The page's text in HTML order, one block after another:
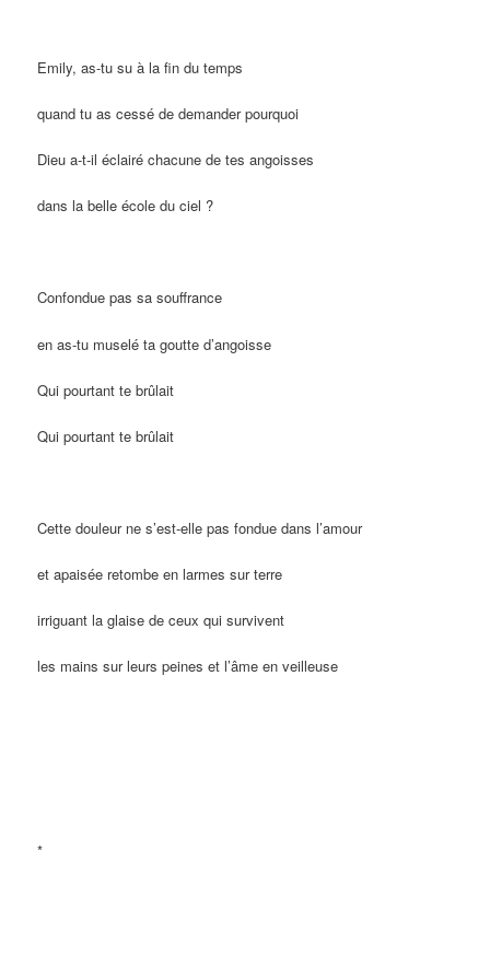
Emily, as-tu su à la fin du temps
quand tu as cessé de demander pourquoi
Dieu a-t-il éclairé chacune de tes angoisses
dans la belle école du ciel ?
Confondue pas sa souffrance
en as-tu muselé ta goutte d’angoisse
Qui pourtant te brûlait
Qui pourtant te brûlait
Cette douleur ne s’est-elle pas fondue dans l’amour
et apaisée retombe en larmes sur terre
irriguant la glaise de ceux qui survivent
les mains sur leurs peines et l’âme en veilleuse
*